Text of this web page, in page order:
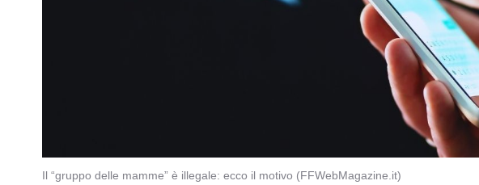
Il “gruppo delle mamme” è illegale: ecco il motivo (FFWebMagazine.it)